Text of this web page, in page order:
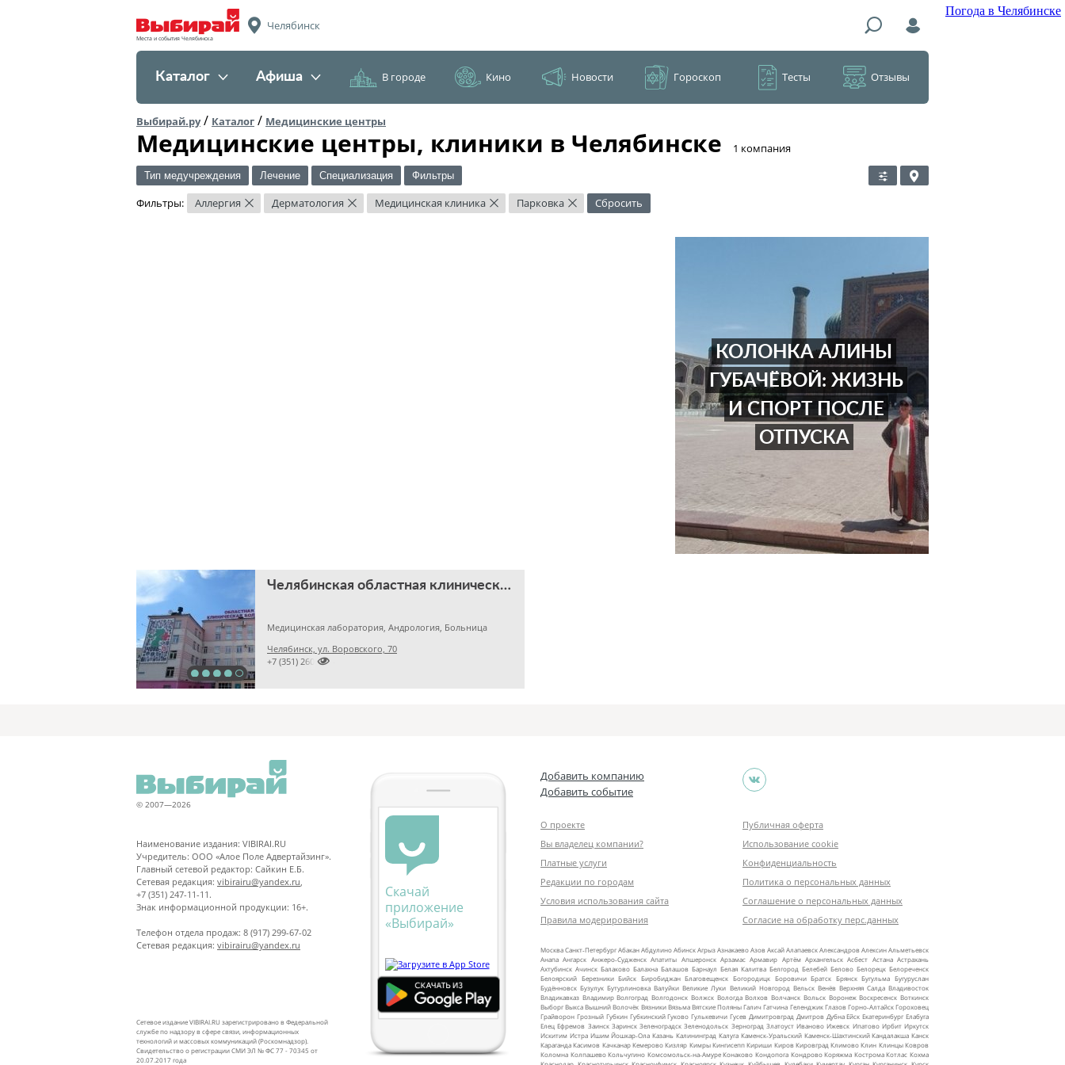
Погода в Челябинске
Места и события Челябинска
Челябинск
Каталог Афиша В городе Кино Новости Гороскоп Тесты Отзывы
Выбирай.ру/ Каталог / Медицинские центры
Медицинские центры, клиники в Челябинске ​1 компания
Тип медучреждения Лечение Специализация Фильтры
Фильтры: Аллергия × Дерматология × Медицинская клиника × Парковка × Сбросить
КОЛОНКА АЛИНЫ
ГУБАЧЁВОЙ: ЖИЗНЬ
И СПОРТ ПОСЛЕ
ОТПУСКА
Челябинская областная клиническая больница
Медицинская лаборатория, Андрология, Больница
Челябинск, ул. Воровского, 70

+7 (351) 2609824
© 2007—2026
Наименование издания: VIBIRAI.RU
Учредитель: ООО «Алое Поле Адвертайзинг».
Главный сетевой редактор: Сайкин Е.Б.
Сетевая редакция: vibirairu@yandex.ru
+7 (351) 247-11-11.
Знак информационной продукции: 16+.
Телефон отдела продаж: 8 (917) 299-67-02
Сетевая редакция: vibirairu@yandex.ru
Сетевое издание VIBIRAI.RU зарегистрировано в Федеральной
службе по надзору в сфере связи, информационных
технологий и массовых коммуникаций (Роскомнадзор).
Свидетельство о регистрации СМИ ЭЛ № ФС 77 - 70345 от
20.07.2017 года
Скачай
приложение
«Выбирай»
Добавить компанию
Добавить событие
О проекте
Вы владелец компании?
Платные услуги
Редакции по городам
Условия использования сайта
Правила модерирования
Публичная оферта
Использование cookie
Конфиденциальность
Политика о персональных данных
Соглашение о персональных данных
Согласие на обработку перс.данных
МоскваСанкт‑ПетербургАбаканАбдулиноАбинскАгрызАзнакаевоАзовАксайАлапаевскАлександровАлексинАльметьевск
Анапа Ангарск Анжеро‑Судженск Апатиты Апшеронск Арзамас Армавир Артём Архангельск Асбест Астана Астрахань
Ахтубинск Ачинск Балаково Балахна Балашов Барнаул Белая Калитва Белгород Белебей Белово Белорецк Белореченск
Белоярский Березники Бийск Биробиджан Благовещенск Богородицк Боровичи Братск Брянск Бугульма Бугуруслан
Будённовск Бузулук Бутурлиновка Валуйки Великие Луки Великий Новгород Вельск Венёв Верхняя Салда Владивосток
Владикавказ Владимир Волгоград Волгодонск Волжск Вологда Волхов Волчанск Вольск Воронеж Воскресенск Воткинск
ВыборгВыкса Вышний Волочёк Вязники Вязьма Вятские Поляны Галич Гатчина Геленджик Глазов Горно‑АлтайскГороховец
Грайворон Грозный Губкин Губкинский Гуково Гулькевичи Гусев Димитровград Дмитров Дубна Ейск Екатеринбург Елабуга
Елец Ефремов Заинск Заринск Зеленоградск Зеленодольск Зерноград Златоуст Иваново Ижевск Ипатово Ирбит Иркутск
Искитим Истра Ишим Йошкар‑Ола Казань Калининград Калуга Каменск‑Уральский Каменск‑Шахтинский Кандалакша Канск
Караганда Касимов Качканар Кемерово Кизляр Кимры Кингисепп Кириши Киров Кировград Климово Клин Клинцы Ковров
Коломна Колпашево Кольчугино Комсомольск‑на‑Амуре Конаково Кондопога Кондрово Коряжма Кострома Котлас Кохма